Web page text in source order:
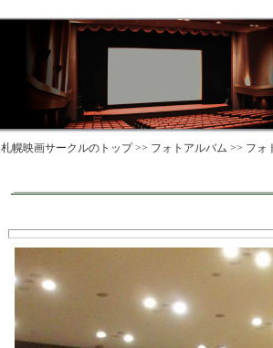
札幌映画サークルのトップ >> フォトアルバム >> フォ